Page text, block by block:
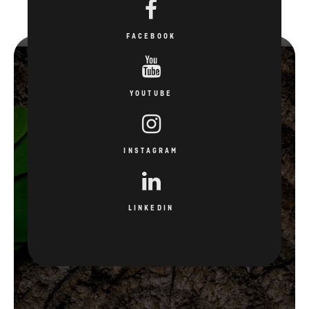
FACEBOOK
YOUTUBE
INSTAGRAM
LINKEDIN